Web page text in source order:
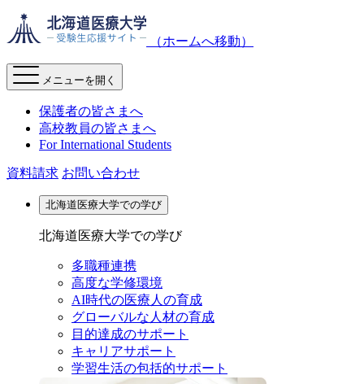
（ホームへ移動）
メニューを開く
保護者の皆さまへ
高校教員の皆さまへ
For International Students
資料請求 お問い合わせ
北海道医療大学での学び
北海道医療大学での学び
多職種連携
高度な学修環境
AI時代の医療人の育成
グローバルな人材の育成
目的達成のサポート
キャリアサポート
学習生活の包括的サポート